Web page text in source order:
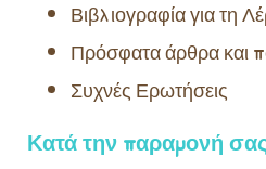
Βιβλιογραφία για τη
Πρόσφατα άρθρα και
Συχνές Ερωτήσεις
Κατά την παραμονή